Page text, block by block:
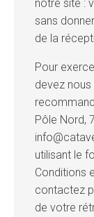
notre site :
sans
de la
Pour
devez
Pôle Nord,
utilisant le
Conditions
contactez
de votre